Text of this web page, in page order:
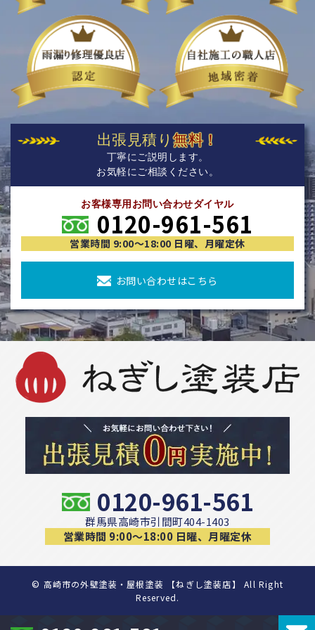
出張見積り無料！
丁寧にご説明します。
お気軽にご相談ください。
お客様専用お問い合わせダイヤル
0120-961-561
営業時間 9:00〜18:00 日曜、月曜定休
お問い合わせはこちら
0120-961-561
群馬県高崎市引間町404-1403
営業時間 9:00〜18:00 日曜、月曜定休
© 高崎市の外壁塗装・屋根塗装 【ねぎし塗装店】 All Right
Reserved.